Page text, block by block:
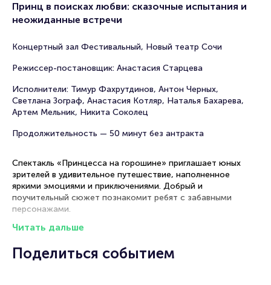
Принц в поисках любви: сказочные испытания и
неожиданные встречи
Концертный зал Фестивальный, Новый театр Сочи
Режиссер-постановщик: Анастасия Старцева
Исполнители: Тимур Фахрутдинов, Антон Черных,
Светлана Зограф, Анастасия Котляр, Наталья Бахарева,
Артем Мельник, Никита Соколец
Продолжительность — 50 минут без антракта
Спектакль «Принцесса на горошине» приглашает юных
зрителей в удивительное путешествие, наполненное
яркими эмоциями и приключениями. Добрый и
поучительный сюжет познакомит ребят с забавными
персонажами.
Спектакль «Принцесса на горошине» состоится 26
приглашает маленьких театралов и их родителей к 12:00.
Читать дальше
Поделиться событием